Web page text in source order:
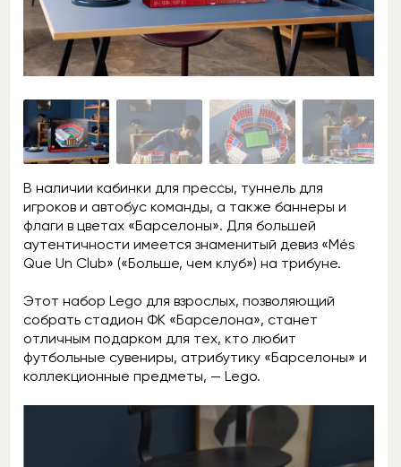
В наличии кабинки для прессы, туннель для
игроков и автобус команды, а также баннеры и
флаги в цветах «Барселоны». Для большей
аутентичности имеется знаменитый девиз «Més
Que Un Club» («Больше, чем клуб») на трибуне.
Этот набор Lego для взрослых, позволяющий
собрать стадион ФК «Барселона», станет
отличным подарком для тех, кто любит
футбольные сувениры, атрибутику «Барселоны» и
коллекционные предметы, — Lego.